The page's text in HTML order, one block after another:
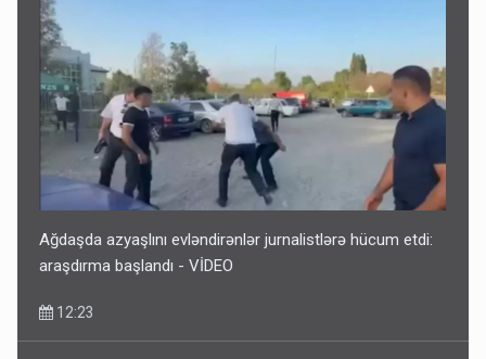
Ağdaşda azyaşlını evləndirənlər jurnalistlərə hücum etdi:
araşdırma başlandı - VİDEO
12:23